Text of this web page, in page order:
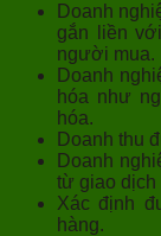
Doanh
gắn liền
người mua.
Doanh
hóa như
hóa.
Doanh thu
Doanh
từ giao dịch
Xác định
hàng.